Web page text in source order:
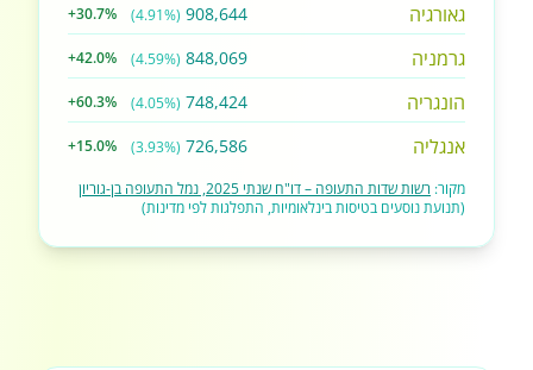
גאורגיה 908,644
(4.91%)
+30.7%
גרמניה 848,069
(4.59%)
+42.0%
הונגריה 748,424
(4.05%)
+60.3%
אנגליה 726,586
(3.93%)
+15.0%
מקור: רשות שדות התעופה – דו"ח שנתי 2025, נמל התעופה בן-גוריון
(תנועת נוסעים בטיסות בינלאומיות, התפלגות לפי מדינות)